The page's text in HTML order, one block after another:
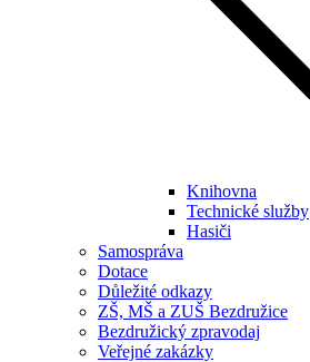
Knihovna
Technické služby
Hasiči
Samospráva
Dotace
Důležité odkazy
ZŠ, MŠ a ZUŠ Bezdružice
Bezdružický zpravodaj
Veřejné zakázky